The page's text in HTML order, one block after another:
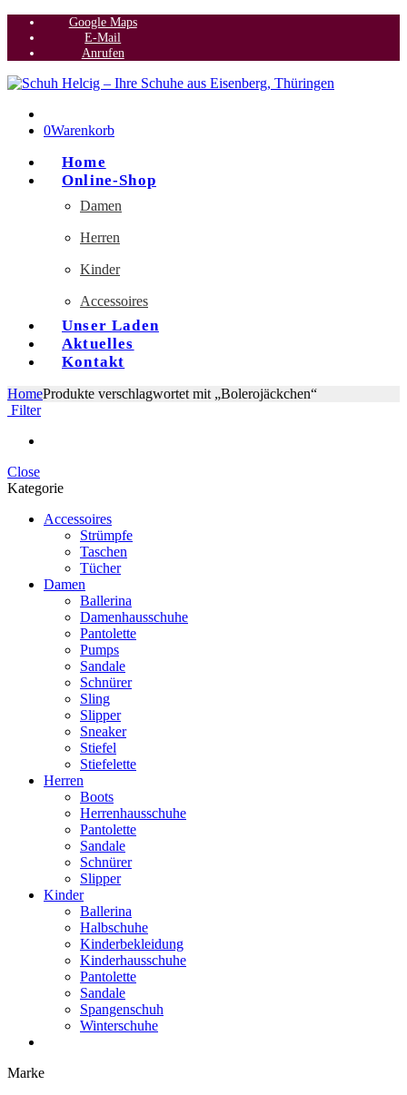
Google Maps
E-Mail
Anrufen
0Warenkorb
Home
Online-Shop
Damen
Herren
Kinder
Accessoires
Unser Laden
Aktuelles
Kontakt
HomeProdukte verschlagwortet mit „Bolerojäckchen“
Filter
Close
Kategorie
Accessoires
Strümpfe
Taschen
Tücher
Damen
Ballerina
Damenhausschuhe
Pantolette
Pumps
Sandale
Schnürer
Sling
Slipper
Sneaker
Stiefel
Stiefelette
Herren
Boots
Herrenhausschuhe
Pantolette
Sandale
Schnürer
Slipper
Kinder
Ballerina
Halbschuhe
Kinderbekleidung
Kinderhausschuhe
Pantolette
Sandale
Spangenschuh
Winterschuhe
Marke